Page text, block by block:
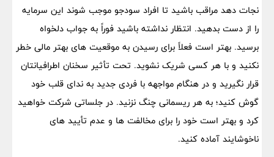
نجات دهد مراقب باشید تا افراد سودجو موجب شوند این سرمایه
را از دست بدهید. انتظار نداشته باشید فوراً به جواب دلخواه
برسید. بهتر است فعلاً برای رسیدن به موقعیت های بهتر مالی خطر
نکنید و با هر کسی شریک نشوید. تحت تأثیر سخنان اطرافیانتان
قرار نگیرید و در هنگام مواجهه با فردی جدید به ندای قلب خود
گوش کنید؛ به هر ریسمانی چنگ نزنید. در جلساتی شرکت خواهید
کرد و بهتر است خود را برای مخالفت ها و عدم تأیید های
ناخوشایند آماده کنید.